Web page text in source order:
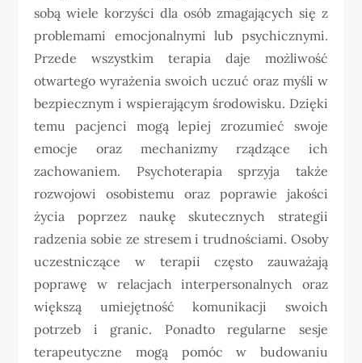
sobą wiele korzyści dla osób zmagających się z
problemami emocjonalnymi lub psychicznymi.
Przede wszystkim terapia daje możliwość
otwartego wyrażenia swoich uczuć oraz myśli w
bezpiecznym i wspierającym środowisku. Dzięki
temu pacjenci mogą lepiej zrozumieć swoje
emocje oraz mechanizmy rządzące ich
zachowaniem. Psychoterapia sprzyja także
rozwojowi osobistemu oraz poprawie jakości
życia poprzez naukę skutecznych strategii
radzenia sobie ze stresem i trudnościami. Osoby
uczestniczące w terapii często zauważają
poprawę w relacjach interpersonalnych oraz
większą umiejętność komunikacji swoich
potrzeb i granic. Ponadto regularne sesje
terapeutyczne mogą pomóc w budowaniu